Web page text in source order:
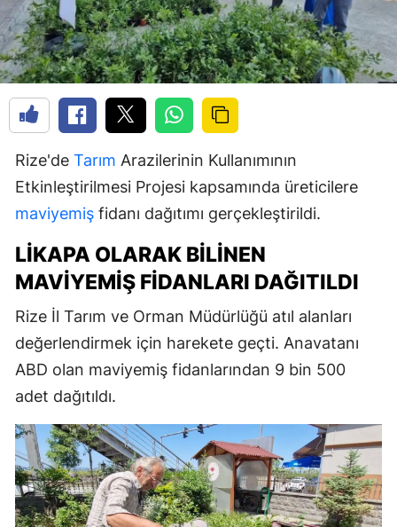
Rize'de Tarım Arazilerinin Kullanımının
Etkinleştirilmesi Projesi kapsamında üreticilere
maviyemiş fidanı dağıtımı gerçekleştirildi.
LIKAPA OLARAK BILINEN
MAVIYEMIŞ FIDANLARI DAĞITILDI
Rize İl Tarım ve Orman Müdürlüğü atıl alanları
değerlendirmek için harekete geçti. Anavatanı
ABD olan maviyemiş fidanlarından 9 bin 500
adet dağıtıldı.